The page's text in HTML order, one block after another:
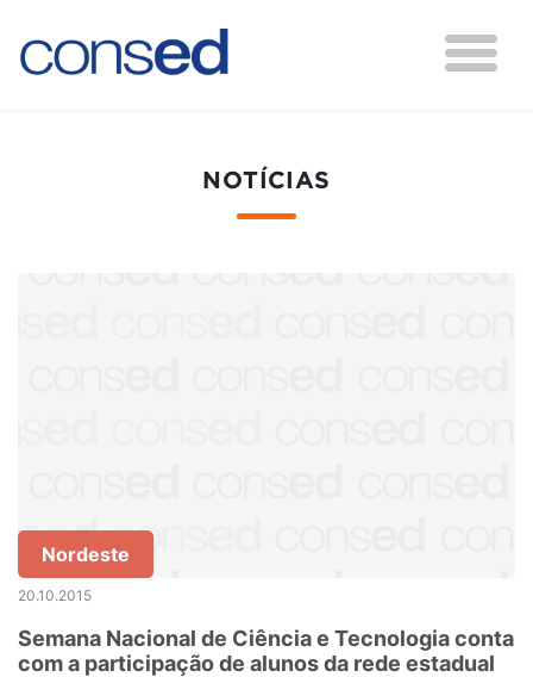
NOTÍCIAS
Nordeste
20.10.2015
Semana Nacional de Ciência e Tecnologia conta
com a participação de alunos da rede estadual